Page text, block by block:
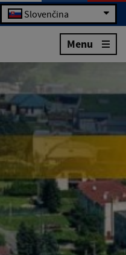
Slovenčina
Menu